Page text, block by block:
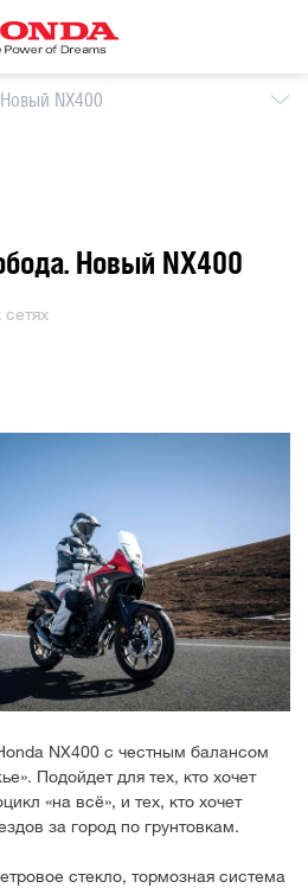
NX400
Новый NX400
NX400 с честным балансом
Подойдет для тех, кто хочет
«на всё», и тех, кто хочет
за город по грунтовкам.
стекло, тормозная система